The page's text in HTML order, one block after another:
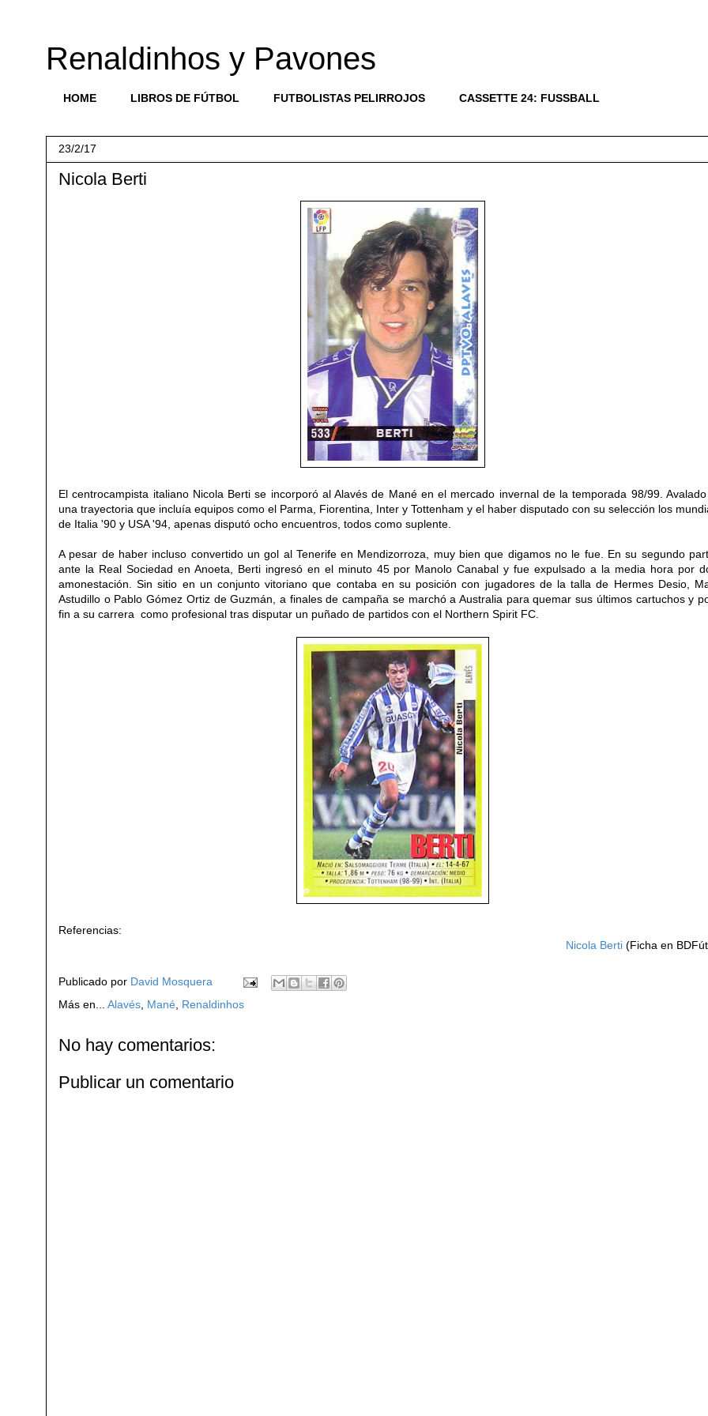
Renaldinhos y Pavones
HOME LIBROS DE FÚTBOL FUTBOLISTAS PELIRROJOS CASSETTE 24: FUSSBALL
23/2/17
Nicola Berti
El centrocampista italiano Nicola Berti se incorporó al Alavés de Mané en el mercado invernal de la temporada 98/99.
una trayectoria que incluía equipos como el Parma, Fiorentina, Inter y Tottenham y el haber disputado con su selección los
de Italia '90 y USA '94, apenas disputó ocho encuentros, todos como suplente.
A pesar de haber incluso convertido un gol al Tenerife en Mendizorroza, muy bien que digamos no le fue. En su segundo
ante la Real Sociedad en Anoeta, Berti ingresó en el minuto 45 por Manolo Canabal y fue expulsado a la media hora por
amonestación.Sin sitio en un conjunto vitoriano que contaba en su posición con jugadores de la talla de Hermes Desio,
Astudillo o Pablo Gómez Ortiz de Guzmán, a finales de campaña se marchó a Australia para quemar sus últimos cartuchos y
fin a su carrera como profesional tras disputar un puñado de partidos con el Northern Spirit FC.
Referencias:
Nicola Berti (Ficha en
Publicado por David Mosquera
Más en... Alavés Mané Renaldinhos
No hay comentarios:
Publicar un comentario